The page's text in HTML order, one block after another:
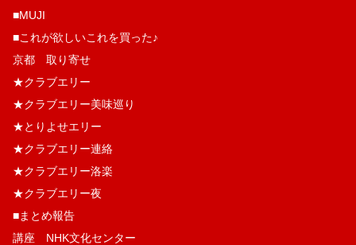
■MUJI
■これが欲しいこれを買った♪
京都 取り寄せ
★クラブエリー
★クラブエリー美味巡り
★とりよせエリー
★クラブエリー連絡
★クラブエリー洛楽
★クラブエリー夜
■まとめ報告
講座 NHK文化センター